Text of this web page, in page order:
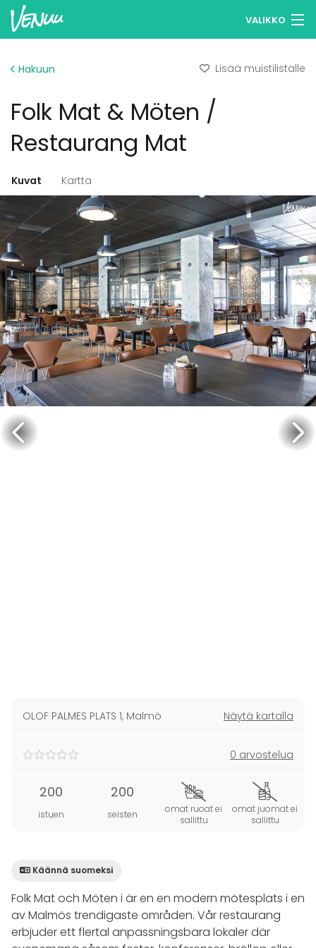
VALIKKO
Kirjaudu
Suomi
Hakuun Lisää muistilistalle
Folk Mat & Möten /
Restaurang Mat
Kuvat Kartta
OLOF PALMES PLATS 1, Malmö Näytä kartalla
0 arvostelua
200
istuen
200
seisten
omat ruoat ei
sallittu
omat juomat ei
sallittu
Käännä suomeksi
Folk Mat och Möten i är en en modern mötesplats i en
av Malmös trendigaste områden. Vår restaurang
erbjuder ett flertal anpassningsbara lokaler där